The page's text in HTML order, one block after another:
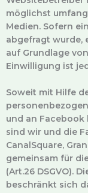
möglichst
Medien. Sofern
abgefragt wurde,
auf Grundlage von
Einwilligung ist
Soweit mit Hilfe
und an
sind wir und die
CanalSquare,
gemeinsam für
(Art.26 DSGVO).
beschränkt sich